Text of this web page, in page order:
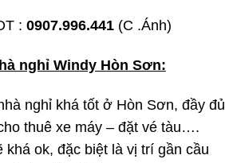
: 0907.996.441 (C .Ánh)
nghỉ Windy Hòn Sơn:
nghỉ khá tốt ở Hòn Sơn, đầy đủ
thuê xe máy – đặt vé tàu….
khá ok, đặc biệt là vị trí gần cầu